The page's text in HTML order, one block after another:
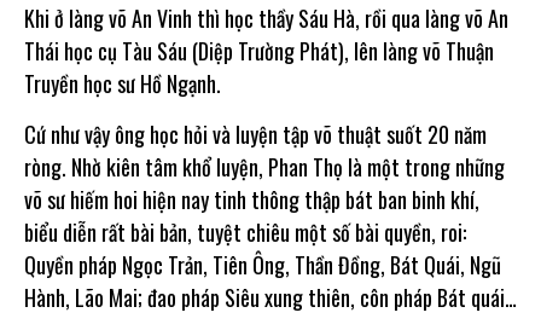
Khi ở làng võ An Vinh thì học thầy Sáu Hà, rồi qua làng võ An
Thái học cụ Tàu Sáu (Diệp Trường Phát), lên làng võ Thuận
Truyền học sư Hồ Ngạnh.
Cứ như vậy ông học hỏi và luyện tập võ thuật suốt 20 năm
ròng. Nhờ kiên tâm khổ luyện, Phan Thọ là một trong những
võ sư hiếm hoi hiện nay tinh thông thập bát ban binh khí,
biểu diễn rất bài bản, tuyệt chiêu một số bài quyền, roi:
Quyền pháp Ngọc Trản, Tiên Ông, Thần Đồng, Bát Quái, Ngũ
Hành, Lão Mai; đao pháp Siêu xung thiên, côn pháp Bát quái…